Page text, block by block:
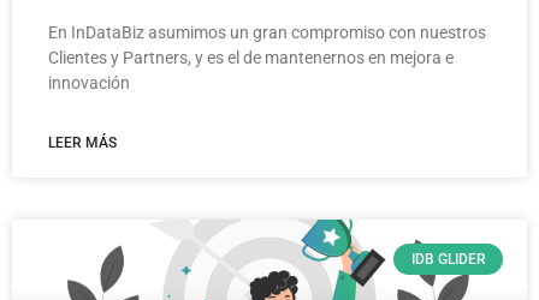
En InDataBiz asumimos un gran compromiso con nuestros
Clientes y Partners, y es el de mantenernos en mejora e
innovación
LEER MÁS
IDB GLIDER